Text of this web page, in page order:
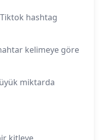
hashtag
kelimeye göre
miktarda